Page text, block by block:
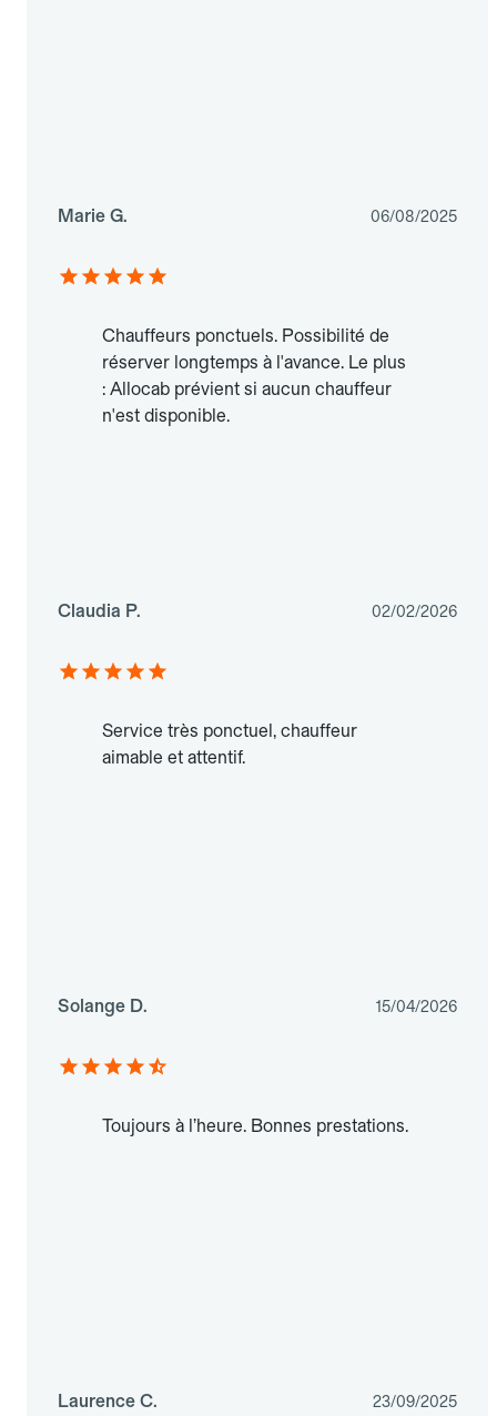
Marie G. 06/08/2025
Chauffeurs ponctuels. Possibilité de
réserver longtemps à l'avance. Le plus
: Allocab prévient si aucun chauffeur
n'est disponible.
Claudia P. 02/02/2026
Service très ponctuel, chauffeur
aimable et attentif.
Solange D. 15/04/2026
Toujours à l’heure. Bonnes prestations.
Laurence C. 23/09/2025